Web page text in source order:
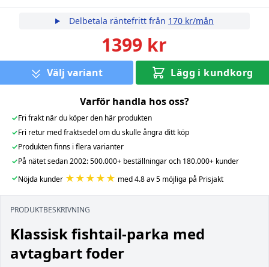
Delbetala räntefritt från 170 kr/mån
1399 kr
Välj variant Lägg i kundkorg
Varför handla hos oss?
✓Fri frakt när du köper den här produkten
✓Fri retur med fraktsedel om du skulle ångra ditt köp
✓Produkten finns i flera varianter
✓På nätet sedan 2002: 500.000+ beställningar och 180.000+ kunder
✓Nöjda kunder ★★★★★ med 4.8 av 5 möjliga på Prisjakt
PRODUKTBESKRIVNING
Klassisk fishtail-parka med
avtagbart foder